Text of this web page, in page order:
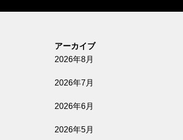
GUN FISH あなたの知らないフグの世
アーカイブ
2026年8月
2026年7月
2026年6月
2026年5月